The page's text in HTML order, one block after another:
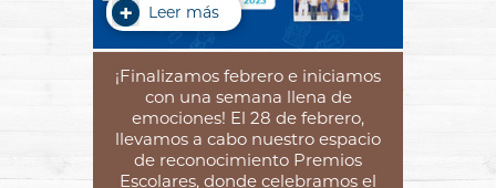
Leer más
¡Finalizamos febrero e iniciamos
con una semana llena de
emociones! El 28 de febrero,
llevamos a cabo nuestro espacio
de reconocimiento Premios
Escolares, donde celebramos el